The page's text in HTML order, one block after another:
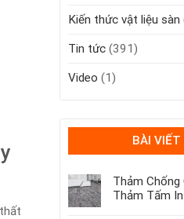
Kiến thức vật liệu sàn
Tin tức (391)
Video (1)
BÀI VIẾT
Thảm Chống
Thảm Tấm